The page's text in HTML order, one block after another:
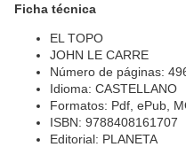
Ficha técnica
EL TOPO
JOHN LE CARRE
Número de páginas:
Idioma: CASTELLANO
Formatos: Pdf, ePub,
ISBN: 9788408161707
Editorial: PLANETA